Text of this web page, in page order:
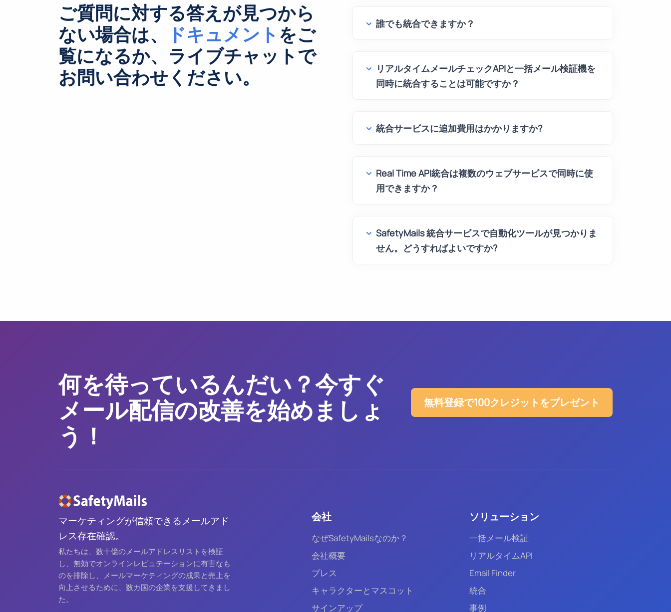
ご質問に対する答えが見つから
ない場合は、
ドキュメント をご
覧になるか、ライブチャットで
お問い合わせください。
誰でも統合できますか？
リアルタイムメールチェックAPIと一括メール検証機を
同時に統合することは可能ですか？
統合サービスに追加費用はかかりますか?
Real Time API統合は複数のウェブサービスで同時に使
用できますか？
SafetyMails 統合サービスで自動化ツールが見つかりま
せん。どうすればよいですか?
何を待っているんだい？今すぐ
メール配信の改善を始めましょ
う！
無料登録で100クレジットをプレゼント
マーケティングが信頼できるメールアド
レス存在確認。
私たちは、数十億のメールアドレスリストを検証
し、無効でオンラインレピュテーションに有害なも
のを排除し、メールマーケティングの成果と売上を
向上させるために、数カ国の企業を支援してきまし
た。
会社
なぜSafetyMailsなのか？
会社概要
プレス
キャラクターとマスコット
サインアップ
ソリューション
一括メール検証
リアルタイムAPI
Email Finder
統合
事例